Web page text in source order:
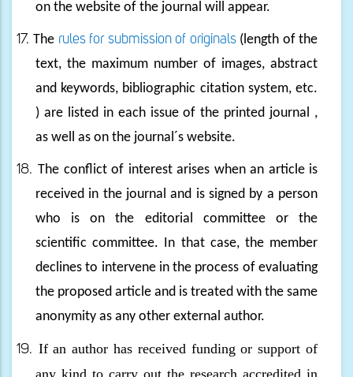
on the website of the journal will appear.
17. The rules for submission of originals(length of the
text, the maximum number of images, abstract
and keywords, bibliographic citation system, etc.
) are listed in each issue of the printed journal ,
as well as on the journal´s website.
18. The conflict of interest arises when an article is
received in the journal and is signed by a person
who is on the editorial committee or the
scientific committee. In that case, the member
declines to intervene in the process of evaluating
the proposed article and is treated with the same
anonymity as any other external author.
19. If an author has received funding or support of